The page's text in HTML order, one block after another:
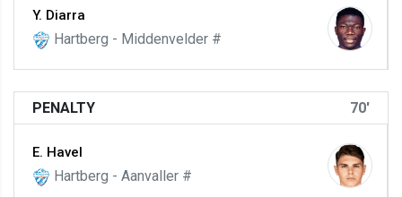
Y. Diarra
Hartberg - Middenvelder #
PENALTY 70'
E. Havel
Hartberg - Aanvaller #